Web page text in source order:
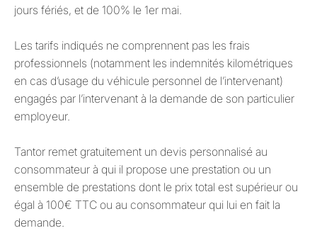
jours fériés, et de 100% le 1er mai.
Les tarifs indiqués ne comprennent pas les frais
professionnels (notamment les indemnités kilométriques
en cas d’usage du véhicule personnel de l’intervenant)
engagés par l’intervenant à la demande de son particulier
employeur.
Tantor remet gratuitement un devis personnalisé au
consommateur à qui il propose une prestation ou un
ensemble de prestations dont le prix total est supérieur ou
égal à 100€ TTC ou au consommateur qui lui en fait la
demande.